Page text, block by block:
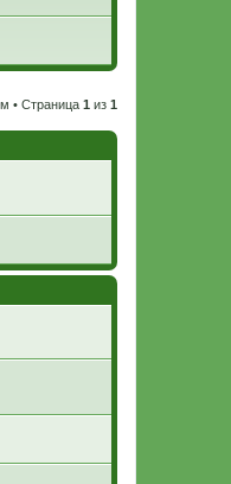
• Страница 1 из 1